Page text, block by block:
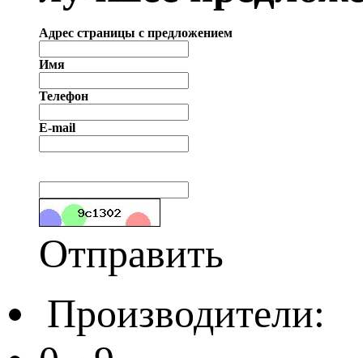
Адрес страницы с предложением
Имя
Телефон
E-mail
Отправить
Производители: